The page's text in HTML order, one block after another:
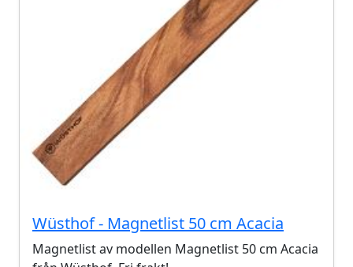
Wüsthof - Magnetlist 50 cm Acacia
Magnetlist av modellen Magnetlist 50 cm Acacia